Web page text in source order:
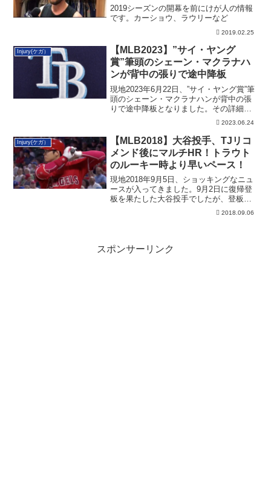
の状況
2019シーズンの開幕を前にけが人の情報
です。カーショウ、ラウリーなど
2019.02.25
Injury(ケガ）
【MLB2023】”サイ・ヤング
賞”筆頭のシェーン・マクラナハ
ンが背中の張りで途中降板
現地2023年6月22日、”サイ・ヤング賞”筆
頭のシェーン・マクラナハンが背中の張
りで途中降板となりました。その詳細で
2023.06.24
Injury(ケガ）
【MLB2018】大谷投手、TJリコ
メンド後にマルチHR！トラウト
のルーキー時より早いペース！
現地2018年9月5日、ショッキングなニュ
ースが入ってきました。9月2日に復帰登
板を果たした大谷投手でしたが、登板後
2018.09.06
スポンサーリンク